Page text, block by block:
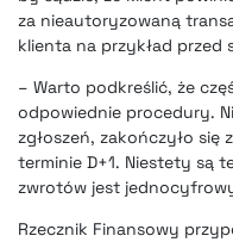
za nieautoryzowaną
klienta na przykład przed
– Warto podkreślić, że
odpowiednie procedury.
zgłoszeń, zakończyło
terminie D+1. Niestety są
zwrotów jest
Rzecznik Finansowy